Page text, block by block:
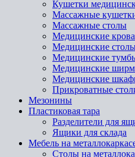
Кушетки
Массажные
Массажные столы
Медицинские
Медицинские
Медицинские
Медицинские
Медицинские
Прикроватные
Мезонины
Пластиковая тара
Разделители для
Ящики для склада
Мебель на
Cтолы на